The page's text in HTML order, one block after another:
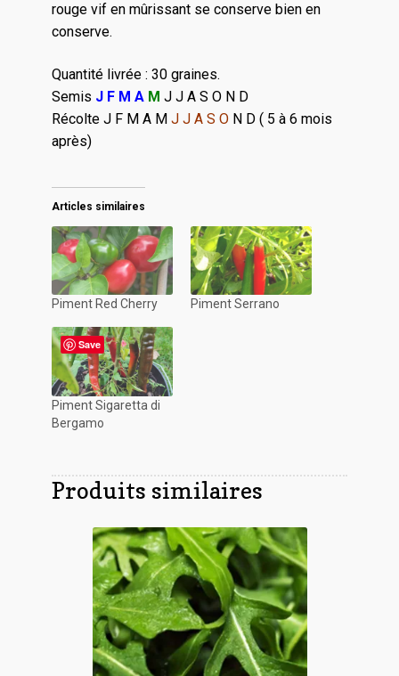
rouge vif en mûrissant se conserve bien en
conserve.
Quantité livrée : 30 graines.
Semis J F M A M J J A S O N D
Récolte J F M A M J J A S ON D ( 5 à 6 mois
après)
Articles similaires
Piment Red Cherry Piment Serrano
Piment Sigaretta di
Bergamo
Produits similaires
Save